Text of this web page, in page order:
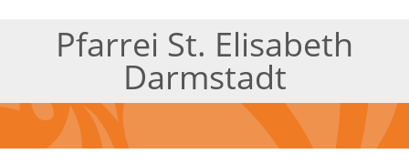
Pfarrei St. Elisabeth
Darmstadt